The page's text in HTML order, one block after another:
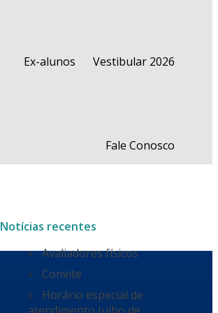
Vestibular 2026
Ex-alunos
Fale Conosco
Notícias recentes
Avaliadores físicos
Convite
Horário especial de